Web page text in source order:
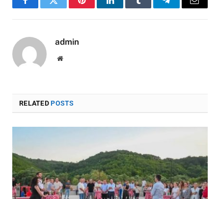
FacebookTwitter PinterestLinkedInTumblr TelegramEmail
admin
Website
RELATEDPOSTS